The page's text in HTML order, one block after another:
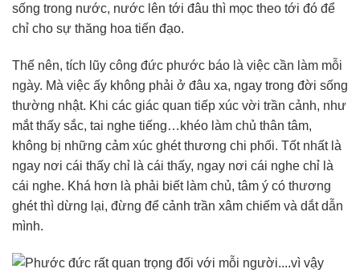
sống trong nước, nước lên tới đâu thì mọc theo tới đó để
chỉ cho sự thăng hoa tiến đạo.
Thế nên, tích lũy công đức phước báo là việc cần làm mỗi
ngày. Mà việc ấy không phải ở đâu xa, ngay trong đời sống
thường nhật. Khi các giác quan tiếp xúc vời trần cảnh, như
mắt thấy sắc, tai nghe tiếng…khéo làm chủ thân tâm,
không bị những cảm xúc ghét thương chi phối. Tốt nhất là
ngay nơi cái thấy chỉ là cái thấy, ngay nơi cái nghe chỉ là
cái nghe. Khá hơn là phải biết làm chủ, tâm ý có thương
ghét thì dừng lại, đừng để cảnh trần xâm chiếm và dắt dẫn
mình.